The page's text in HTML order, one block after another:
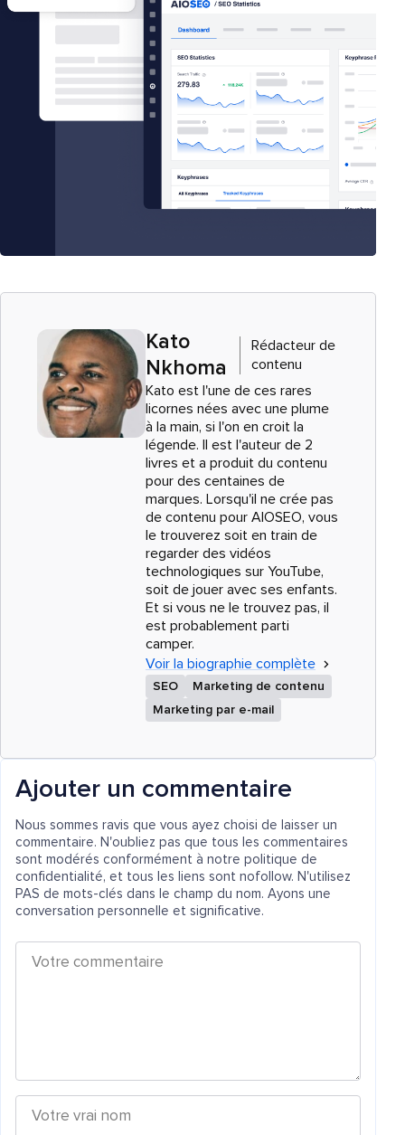
Kato
Nkhoma
Rédacteur de
contenu
Kato est l'une de ces rares
licornes nées avec une plume
à la main, si l'on en croit la
légende. Il est l'auteur de 2
livres et a produit du contenu
pour des centaines de
marques. Lorsqu'il ne crée pas
de contenu pour AIOSEO, vous
le trouverez soit en train de
regarder des vidéos
technologiques sur YouTube,
soit de jouer avec ses enfants.
Et si vous ne le trouvez pas, il
est probablement parti
camper.
Voir la biographie complète
SEO
Marketing de contenu
Marketing par e-mail
Ajouter un commentaire
Nous sommes ravis que vous ayez choisi de laisser un
commentaire. N'oubliez pas que tous les commentaires
sont modérés conformément à notre politique de
confidentialité, et tous les liens sont nofollow. N'utilisez
PAS de mots-clés dans le champ du nom. Ayons une
conversation personnelle et significative.